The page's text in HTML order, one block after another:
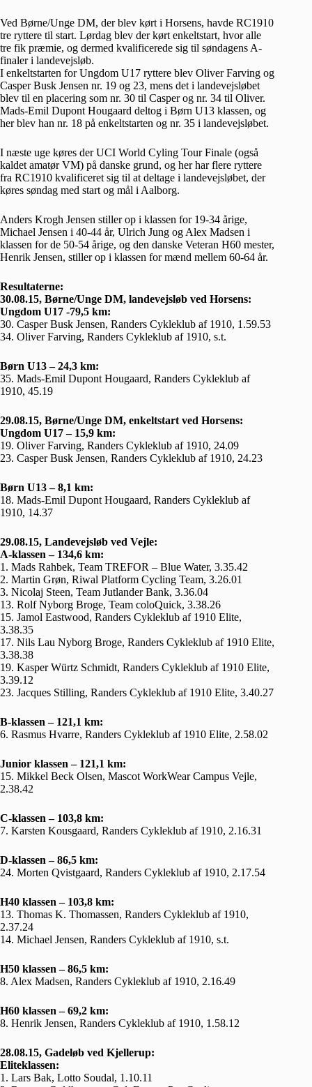
Ved Børne/Unge DM, der blev kørt i Horsens, havde RC1910
tre ryttere til start. Lørdag blev der kørt enkeltstart, hvor alle
tre fik præmie, og dermed kvalificerede sig til søndagens A-
finaler i landevejsløb.
I enkeltstarten for Ungdom U17 ryttere blev Oliver Farving og
Casper Busk Jensen nr. 19 og 23, mens det i landevejsløbet
blev til en placering som nr. 30 til Casper og nr. 34 til Oliver.
Mads-Emil Dupont Hougaard deltog i Børn U13 klassen, og
her blev han nr. 18 på enkeltstarten og nr. 35 i landevejsløbet.
I næste uge køres der UCI World Cyling Tour Finale (også
kaldet amatør VM) på danske grund, og her har flere ryttere
fra RC1910 kvalificeret sig til at deltage i landevejsløbet, der
køres søndag med start og mål i Aalborg.
Anders Krogh Jensen stiller op i klassen for 19-34 årige,
Michael Jensen i 40-44 år, Ulrich Jung og Alex Madsen i
klassen for de 50-54 årige, og den danske Veteran H60 mester,
Henrik Jensen, stiller op i klassen for mænd mellem 60-64 år.
Resultaterne:
30.08.15, Børne/Unge DM, landevejsløb ved Horsens:
Ungdom U17 -79,5 km:
30. Casper Busk Jensen, Randers Cykleklub af 1910, 1.59.53
34. Oliver Farving, Randers Cykleklub af 1910, s.t.
Børn U13 – 24,3 km:
35. Mads-Emil Dupont Hougaard, Randers Cykleklub af
1910, 45.19
29.08.15, Børne/Unge DM, enkeltstart ved Horsens:
Ungdom U17 – 15,9 km:
19. Oliver Farving, Randers Cykleklub af 1910, 24.09
23. Casper Busk Jensen, Randers Cykleklub af 1910, 24.23
Børn U13 – 8,1 km:
18. Mads-Emil Dupont Hougaard, Randers Cykleklub af
1910, 14.37
29.08.15, Landevejsløb ved Vejle:
A-klassen – 134,6 km:
1. Mads Rahbek, Team TREFOR – Blue Water, 3.35.42
2. Martin Grøn, Riwal Platform Cycling Team, 3.26.01
3. Nicolaj Steen, Team Jutlander Bank, 3.36.04
13. Rolf Nyborg Broge, Team coloQuick, 3.38.26
15. Jamol Eastwood, Randers Cykleklub af 1910 Elite,
3.38.35
17. Nils Lau Nyborg Broge, Randers Cykleklub af 1910 Elite,
3.38.38
19. Kasper Würtz Schmidt, Randers Cykleklub af 1910 Elite,
3.39.12
23. Jacques Stilling, Randers Cykleklub af 1910 Elite, 3.40.27
B-klassen – 121,1 km:
6. Rasmus Hvarre, Randers Cykleklub af 1910 Elite, 2.58.02
Junior klassen – 121,1 km:
15. Mikkel Beck Olsen, Mascot WorkWear Campus Vejle,
2.38.42
C-klassen – 103,8 km:
7. Karsten Kousgaard, Randers Cykleklub af 1910, 2.16.31
D-klassen – 86,5 km:
24. Morten Qvistgaard, Randers Cykleklub af 1910, 2.17.54
H40 klassen – 103,8 km:
13. Thomas K. Thomassen, Randers Cykleklub af 1910,
2.37.24
14. Michael Jensen, Randers Cykleklub af 1910, s.t.
H50 klassen – 86,5 km:
8. Alex Madsen, Randers Cykleklub af 1910, 2.16.49
H60 klassen – 69,2 km:
8. Henrik Jensen, Randers Cykleklub af 1910, 1.58.12
28.08.15, Gadeløb ved Kjellerup:
Eliteklassen:
1. Lars Bak, Lotto Soudal, 1.10.11